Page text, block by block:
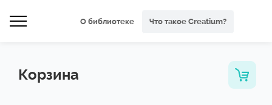
О библиотеке Что такое Creatium?
Корзина